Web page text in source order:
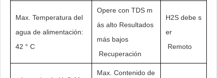
Max. Temperatura del
agua de alimentación:
42 ° C
Opere con TDS m
ás alto Resultados
más bajos
Recuperación
H2S debe s
er
Remoto
Max. Contenido de